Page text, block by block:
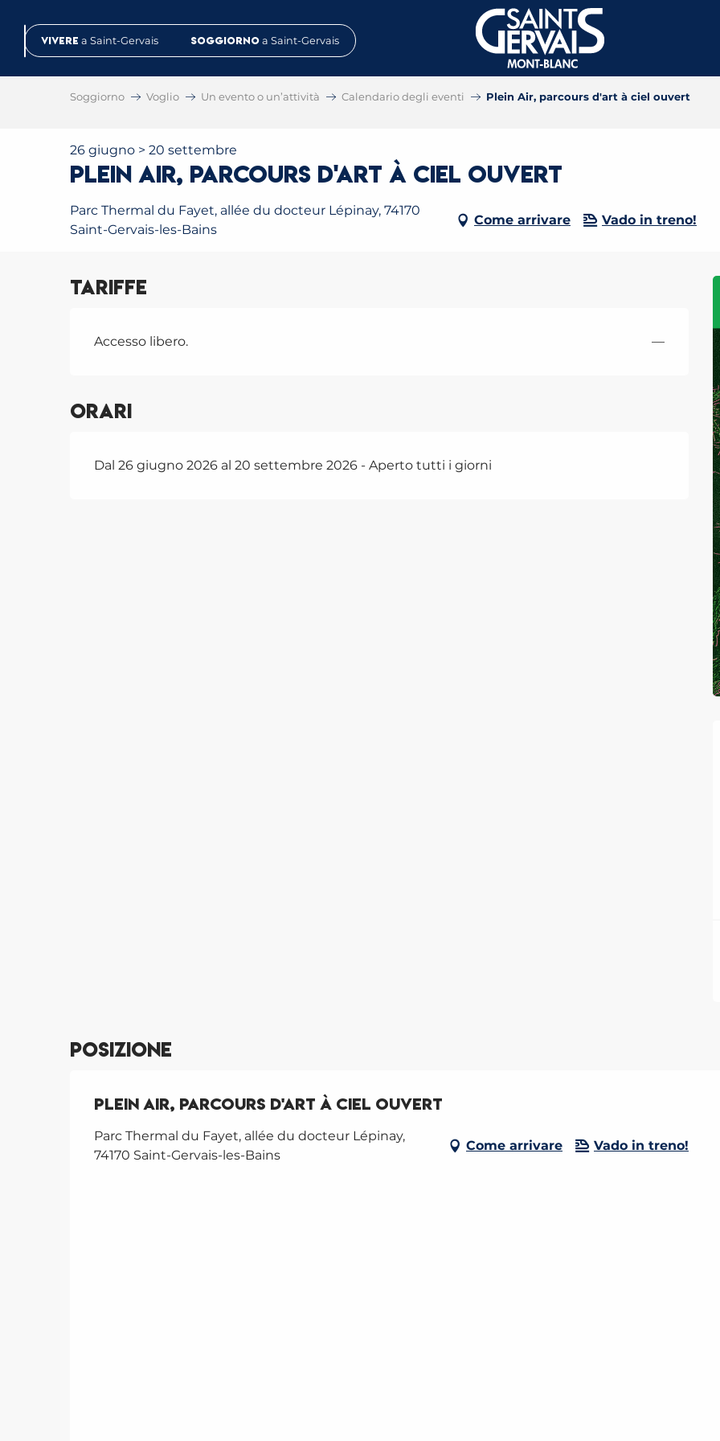
contenuVivere a Saint-Gervais Soggiorno a Saint-Gervais
Soggiorno Voglio Un evento o un’attività Calendario degli eventi Plein Air, parcours d'art à ciel ouvert
26 giugno > 20 settembre
Plein Air, parcours d'art à ciel ouvert
Parc Thermal du Fayet, allée du docteur Lépinay, 74170
Saint-Gervais-les-Bains
Come arrivare Vado in treno!
Tariffe
Accesso libero. —
Orari
Dal 26 giugno 2026 al 20 settembre 2026 - Aperto tutti i giorni
Posizione
Plein Air, parcours d'art à ciel ouvert
Parc Thermal du Fayet, allée du docteur Lépinay,
74170 Saint-Gervais-les-Bains
Come arrivare Vado in treno!